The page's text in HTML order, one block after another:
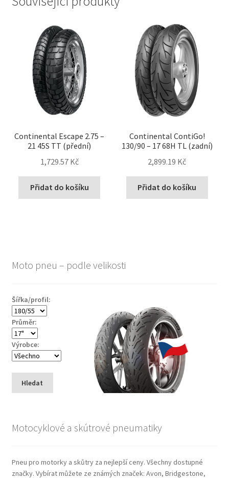
Continental Escape 2.75 –
21 45S TT (přední)
1,729.57 Kč
Přidat do košíku
Continental ContiGo!
130/90 – 17 68H TL (zadní)
2,899.19 Kč
Přidat do košíku
Moto pneu – podle velikosti
Šířka/profil:
Průměr:
Výrobce:
Hledat
Motocyklové a skútrové pneumatiky
Pneu pro motorky a skůtry za nejlepší ceny. Všechny dostupné
značky. Vybírat můžete ze známých značek: Avon, Bridgestone,